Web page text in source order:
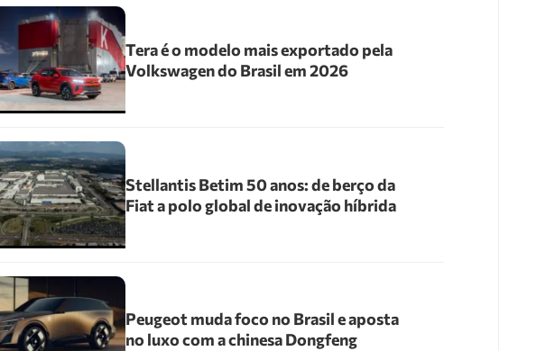
Tera é o modelo mais exportado pela
Volkswagen do Brasil em 2026
Stellantis Betim 50 anos: de berço da
Fiat a polo global de inovação híbrida
Peugeot muda foco no Brasil e aposta
no luxo com a chinesa Dongfeng